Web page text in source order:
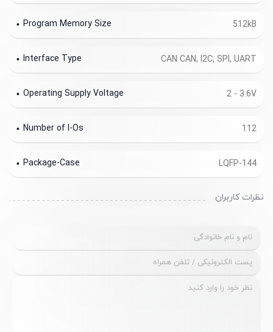
512kB
Program Memory Size
CAN CAN, I2C, SPI, UART
Interface Type
2 - 3.6V
Operating Supply Voltage
112
Number of I-Os
LQFP-144
Package-Case
نظرات کاربران